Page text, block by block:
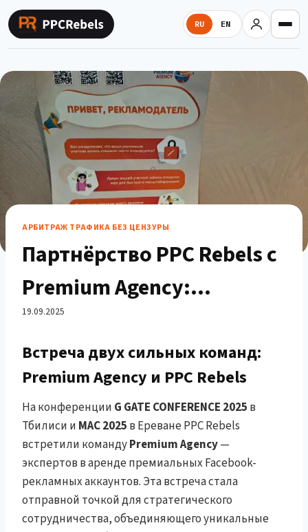
Перейти
содержимому
RU EN
АРБИТРАЖ ТРАФИКА БЕЗ ЦЕНЗУРЫ
Партнёрство PPC Rebels с
Premium Agency:
синергия в мире
рекламных аккаунтов
19.09.2025
Встреча двух сильных команд:
Premium Agency и PPC Rebels
На конференции G GATE CONFERENCE 2025 в
Тбилиси и MAC 2025 в Ереване PPC Rebels
встретили командуPremium Agency—
экспертов в аренде премиальных Facebook-
рекламных аккаунтов. Эта встреча стала
отправной точкой для стратегического
сотрудничества, объединяющего уникальные